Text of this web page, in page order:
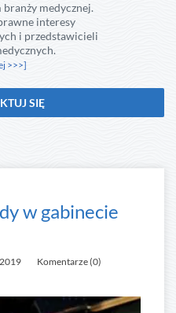
medycznej.
interesy
i przedstawicieli
>>>]
SIĘ
w gabinecie
Komentarze (0)